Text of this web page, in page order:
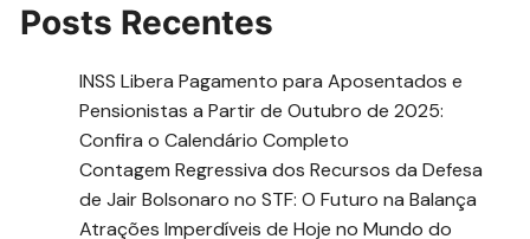
Posts Recentes
INSS Libera Pagamento para Aposentados e
Pensionistas a Partir de Outubro de 2025:
Confira o Calendário Completo
Contagem Regressiva dos Recursos da Defesa
de Jair Bolsonaro no STF: O Futuro na Balança
Atrações Imperdíveis de Hoje no Mundo do